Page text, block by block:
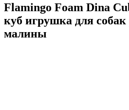
Flamingo Foam Dina
куб игрушка для
малины